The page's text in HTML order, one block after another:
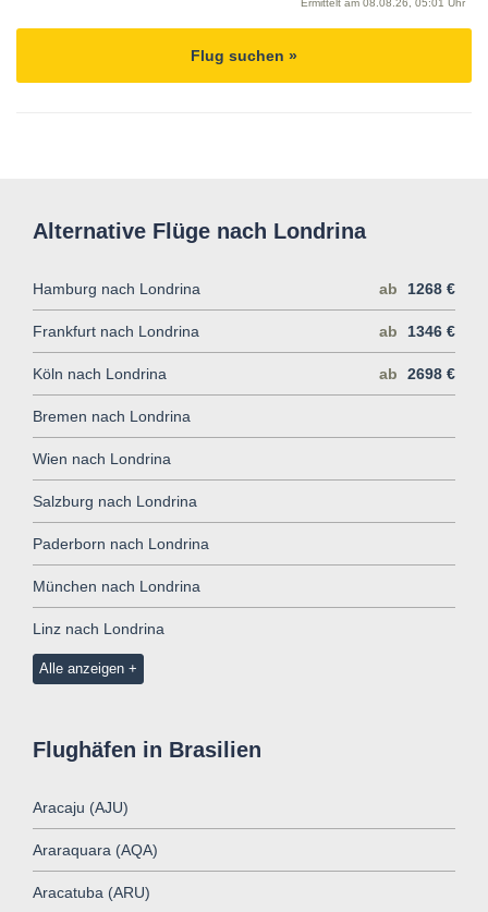
Ermittelt am 08.08.26, 05:01 Uhr
Flug suchen »
Alternative Flüge nach Londrina
Hamburg nach Londrina ab 1268 €
Frankfurt nach Londrina ab 1346 €
Köln nach Londrina ab 2698 €
Bremen nach Londrina
Wien nach Londrina
Salzburg nach Londrina
Paderborn nach Londrina
München nach Londrina
Linz nach Londrina
Alle anzeigen
Flughäfen in Brasilien
Aracaju (AJU)
Araraquara (AQA)
Aracatuba (ARU)